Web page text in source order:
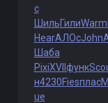
c
ШильГилиWarm
HearАЛОсJohn
Шаба
PixiXVII функ
н4230Fiesплас
ue